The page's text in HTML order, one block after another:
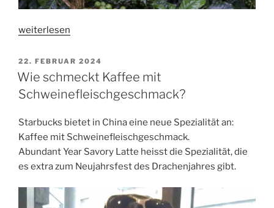
„Ausbeutung
Plantagen
trotz
Zertifizierung?“
weiterlesen
VERÖFFENTLICHT
AM
22. FEBRUAR 2024
Wie schmeckt Kaffee mit
Schweinefleischgeschmack?
Starbucks bietet in China eine neue Spezialität an:
Kaffee mit Schweinefleischgeschmack.
Abundant Year Savory Latte heisst die Spezialität, die
es extra zum Neujahrsfest des Drachenjahres gibt.